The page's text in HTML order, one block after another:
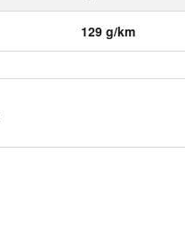
129 g/km